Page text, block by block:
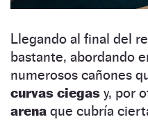
Llegando al final del
bastante, abordando
numerosos cañones
curvas ciegas y, por
arena que cubría